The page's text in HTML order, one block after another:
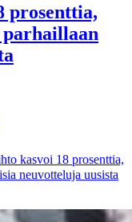
prosenttia,
kasvoi 18 prosenttia,
neuvotteluja uusista